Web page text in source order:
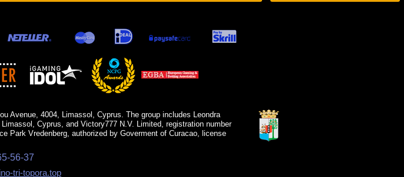
Avenue, 4004, Limassol, Cyprus. The group includes Leondra
Cyprus, and Victory777 N.V. Limited, registration number
Park Vredenberg, authorized by Goverment of Curacao, license
56-37
tri-topora.top